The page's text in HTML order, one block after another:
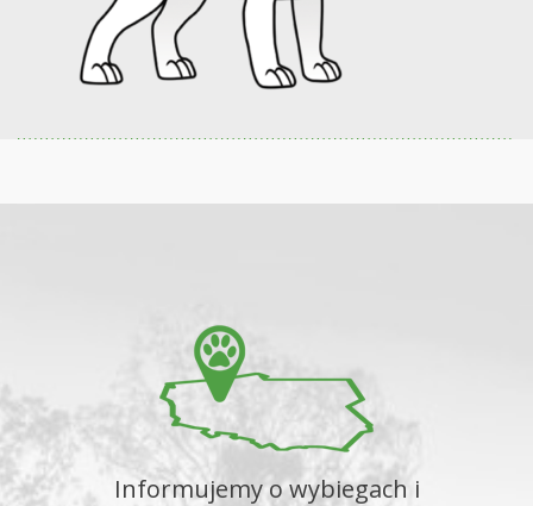
Informujemy o wybiegach i